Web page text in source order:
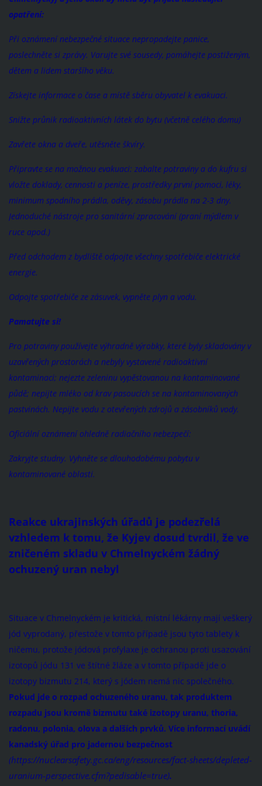
opatření:
Při oznámení nebezpečné situace nepropadejte panice,
poslechněte si zprávy. Varujte své sousedy, pomáhejte postiženým,
dětem a lidem staršího věku.
Získejte informace o čase a místě sběru obyvatel k evakuaci.
Snižte průnik radioaktivních látek do bytu (včetně celého domu)
Zavřete okna a dveře, utěsněte škvíry.
Připravte se na možnou evakuaci: zabalte potraviny a do kufru si
vložte doklady, cennosti a peníze, prostředky první pomoci, léky,
minimum spodního prádla, oděvy, zásobu prádla na 2-3 dny.
Jednoduché nástroje pro sanitární zpracování (praní mýdlem v
ruce apod.)
Před odchodem z bydliště odpojte všechny spotřebiče elektrické
energie.
Odpojte spotřebiče ze zásuvek, vypněte plyn a vodu.
Pamatujte si!
Pro potraviny používejte výhradně výrobky, které byly skladovány v
uzavřených prostorách a nebyly vystavené radioaktivní
kontaminaci; nejezte zeleninu vypěstovanou na kontaminované
půdě; nepijte mléko od krav pasoucích se na kontaminovaných
pastvinách. Nepijte vodu z otevřených zdrojů a zásobníků vody.
Oficiální oznámení ohledně radiačního nebezpečí:
Zakryjte studny. Vyhněte se dlouhodobému pobytu v
kontaminované oblasti.
Reakce ukrajinských úřadů je podezřelá
vzhledem k tomu, že Kyjev dosud tvrdil, že ve
zničeném skladu v Chmelnyckém žádný
ochuzený uran nebyl
Situace v Chmelnyckém je kritická, místní lékárny mají veškerý
jód vyprodaný, přestože v tomto případě jsou tyto tablety k
ničemu, protože jódová profylaxe je ochranou proti usazování
izotopů jódu 131 ve štítné žláze a v tomto případě jde o
izotopy bizmutu 214, který s jódem nemá nic společného.
Pokud jde o rozpad ochuzeného uranu, tak produktem
rozpadu jsou kromě bizmutu také izotopy uranu, thoria,
radonu, polonia, olova a dalších prvků. Více informací uvádí
kanadský úřad pro jadernou bezpečnost
(https://nuclearsafety.gc.ca/eng/resources/fact-sheets/depleted-
uranium-perspective.cfm?pedisable=true).